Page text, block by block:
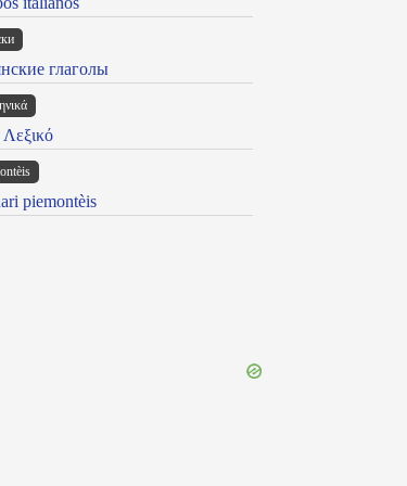
глаголы
Λεξικό
piemontèis